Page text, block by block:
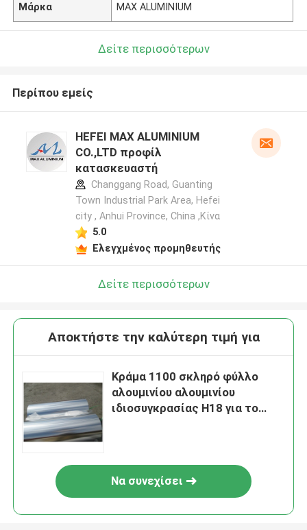
Μάρκα MAX ALUMINIUM
Δείτε περισσότερων
Περίπου εμείς
HEFEI MAX ALUMINIUM
CO.,LTD προφίλ
κατασκευαστή
Changgang Road, Guanting
Town Industrial Park Area, Hefei
city , Anhui Province, China ,Κίνα
5.0
Ελεγχμένος προμηθευτής
Δείτε περισσότερων
Αποκτήστε την καλύτερη τιμή για
Κράμα 1100 σκληρό φύλλο
αλουμινίου αλουμινίου
ιδιοσυγκρασίας H18 για το
Να συνεχίσει